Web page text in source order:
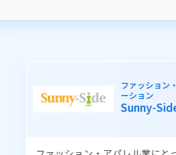
子育て支援
住民サービスの向上
ファッション
ーション
Sunny-